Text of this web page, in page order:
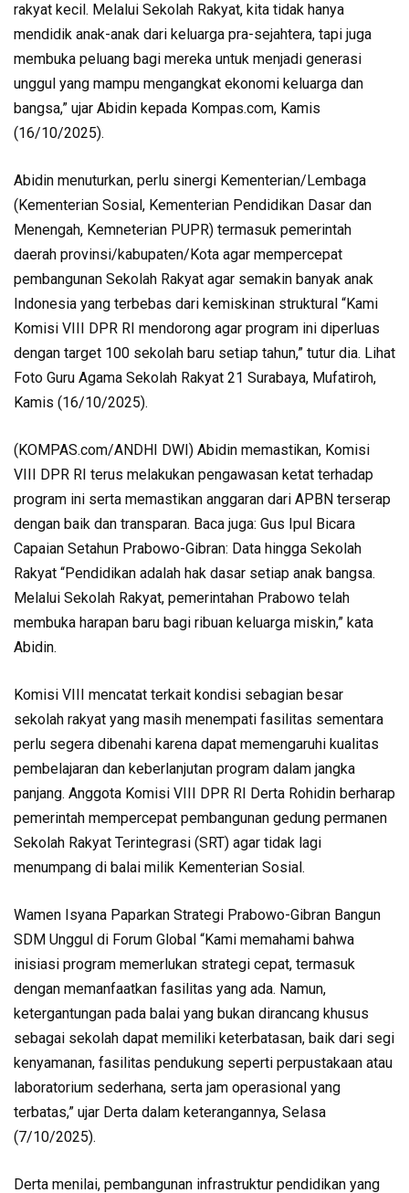
rakyat kecil. Melalui Sekolah Rakyat, kita tidak hanya
mendidik anak-anak dari keluarga pra-sejahtera, tapi juga
membuka peluang bagi mereka untuk menjadi generasi
unggul yang mampu mengangkat ekonomi keluarga dan
bangsa,” ujar Abidin kepada Kompas.com, Kamis
(16/10/2025).
Abidin menuturkan, perlu sinergi Kementerian/Lembaga
(Kementerian Sosial, Kementerian Pendidikan Dasar dan
Menengah, Kemneterian PUPR) termasuk pemerintah
daerah provinsi/kabupaten/Kota agar mempercepat
pembangunan Sekolah Rakyat agar semakin banyak anak
Indonesia yang terbebas dari kemiskinan struktural “Kami
Komisi VIII DPR RI mendorong agar program ini diperluas
dengan target 100 sekolah baru setiap tahun,” tutur dia. Lihat
Foto Guru Agama Sekolah Rakyat 21 Surabaya, Mufatiroh,
Kamis (16/10/2025).
(KOMPAS.com/ANDHI DWI) Abidin memastikan, Komisi
VIII DPR RI terus melakukan pengawasan ketat terhadap
program ini serta memastikan anggaran dari APBN terserap
dengan baik dan transparan. Baca juga: Gus Ipul Bicara
Capaian Setahun Prabowo-Gibran: Data hingga Sekolah
Rakyat “Pendidikan adalah hak dasar setiap anak bangsa.
Melalui Sekolah Rakyat, pemerintahan Prabowo telah
membuka harapan baru bagi ribuan keluarga miskin,” kata
Abidin.
Komisi VIII mencatat terkait kondisi sebagian besar
sekolah rakyat yang masih menempati fasilitas sementara
perlu segera dibenahi karena dapat memengaruhi kualitas
pembelajaran dan keberlanjutan program dalam jangka
panjang. Anggota Komisi VIII DPR RI Derta Rohidin berharap
pemerintah mempercepat pembangunan gedung permanen
Sekolah Rakyat Terintegrasi (SRT) agar tidak lagi
menumpang di balai milik Kementerian Sosial.
Wamen Isyana Paparkan Strategi Prabowo-Gibran Bangun
SDM Unggul di Forum Global “Kami memahami bahwa
inisiasi program memerlukan strategi cepat, termasuk
dengan memanfaatkan fasilitas yang ada. Namun,
ketergantungan pada balai yang bukan dirancang khusus
sebagai sekolah dapat memiliki keterbatasan, baik dari segi
kenyamanan, fasilitas pendukung seperti perpustakaan atau
laboratorium sederhana, serta jam operasional yang
terbatas,” ujar Derta dalam keterangannya, Selasa
(7/10/2025).
Derta menilai, pembangunan infrastruktur pendidikan yang